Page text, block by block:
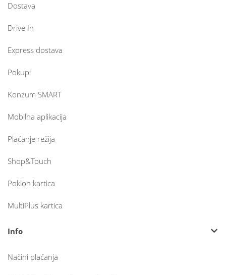
Dostava
Drive In
Express dostava
Pokupi
Konzum SMART
Mobilna aplikacija
Plaćanje režija
Shop&Touch
Poklon kartica
MultiPlus kartica
Info
Načini plaćanja